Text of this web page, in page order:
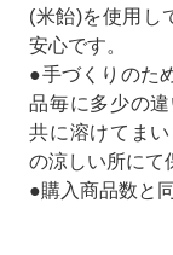
(米飴)を使用し
安心です。
●手づくりのた
品毎に多少の
共に溶けてま
の涼しい所にて
●購入商品数と